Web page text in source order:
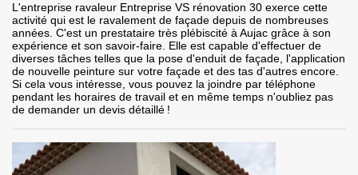
L'entreprise ravaleur Entreprise VS rénovation 30 exerce cette
activité qui est le ravalement de façade depuis de nombreuses
années. C'est un prestataire très plébiscité à Aujac grâce à son
expérience et son savoir-faire. Elle est capable d'effectuer de
diverses tâches telles que la pose d'enduit de façade, l'application
de nouvelle peinture sur votre façade et des tas d'autres encore.
Si cela vous intéresse, vous pouvez la joindre par téléphone
pendant les horaires de travail et en même temps n'oubliez pas
de demander un devis détaillé !